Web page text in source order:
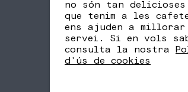
SHARE FB TW
no són tan delicioses
que tenim a les
ens ajuden a
servei. Si en vols
consulta la nostra
d'ús de cookies